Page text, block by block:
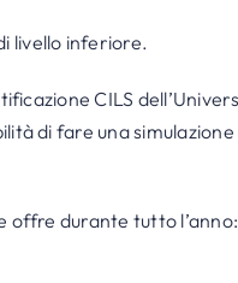
livello inferiore.
CILS
di fare una simulazione
offre durante tutto l’anno: